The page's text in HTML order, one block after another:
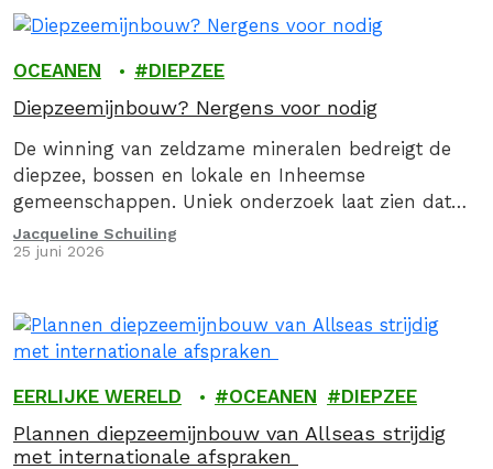
OCEANEN DIEPZEE
Diepzeemijnbouw? Nergens voor nodig
De winning van zeldzame mineralen bedreigt de
diepzee, bossen en lokale en Inheemse
gemeenschappen. Uniek onderzoek laat zien dat
diepzeemijnbouw en natuurverwoesting op land
nergens voor nodig zijn.
Jacqueline Schuiling
25 juni 2026
EERLIJKE WERELD OCEANEN DIEPZEE
Plannen diepzeemijnbouw van Allseas strijdig
met internationale afspraken